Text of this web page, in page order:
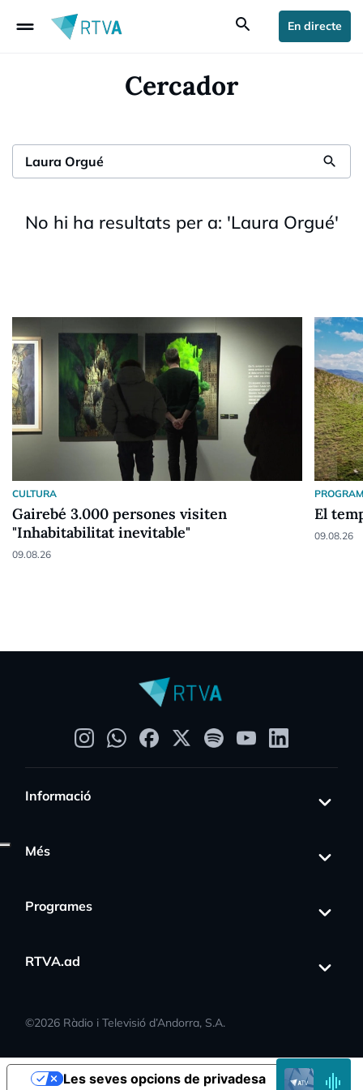
drag_handle search En directe
Cercador
search
No hi ha resultats per a: 'Laura Orgué'
CULTURA
Gairebé 3.000 persones visiten
"Inhabitabilitat inevitable"
09.08.26
El
09.08.26
Informació
Més
Programes
RTVA.ad
©2026 Ràdio i Televisió d’Andorra, S.A.
EN
DIRECTELes seves opcions de privadesa